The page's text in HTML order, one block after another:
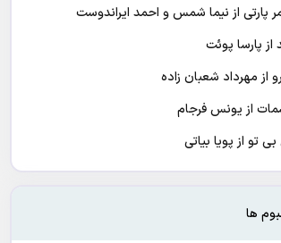
پارتی از نیما شمس و احمد ایراندوست
از پارسا پوئت
از مهرداد شعبان زاده
از یونس فرجام
تو از پویا بیاتی
ها